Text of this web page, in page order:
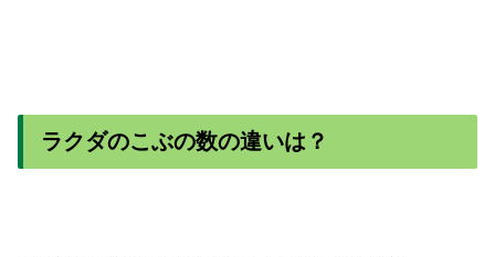
ラクダのこぶの数の違いは？